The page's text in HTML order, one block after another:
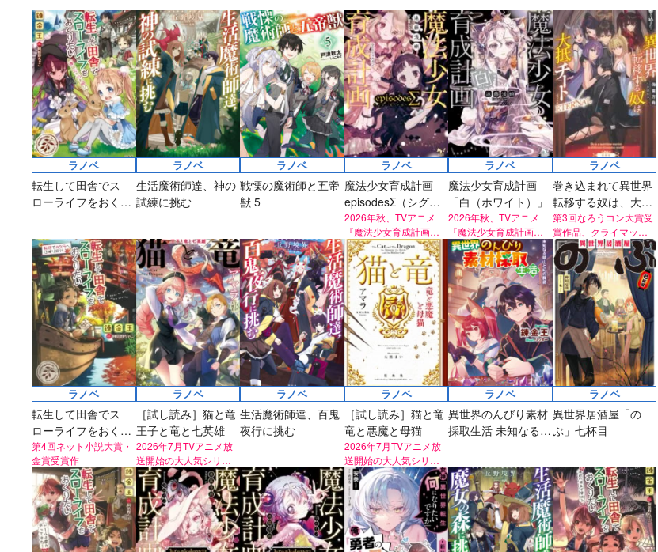
ラノベ
魔法少女育成計画
2026年秋、TVアニ
メ『魔法少女育成計
画restart』放送決
定！
マンガ
愛蔵版 花ぶらん
こゆれて
太刀掛秀子の名作が
紙で復刊！
マンガ
【試し読み】異世
界でも鍵屋さん
異世界お仕事ファン
タジー、最終第10巻
好評発売中！
小説
ヒミコの暗号
上下巻ともに好評発
売中！
ラノベ
［試し読み］女神
「異世界転生何に
なりたいですか」
俺「勇者の肋骨
で」 新装版
第8回ネット小説大
賞受賞作。
ラノベ
転生して田舎でス
ローライフをおくり
び
ラノベ
生活魔術師達、神の
試練に挑む
ラノベ
戦慄の魔術師と五帝
獣 5
ラノベ
魔法少女育成計画
episodesΣ（シグ
マ）
2026年秋、TVアニメ
『魔法少女育成計画
restart』放送決定！
ラノベ
魔法少女育成計画
「白（ホワイト）」
2026年秋、TVアニメ
『魔法少女育成計画
restart』放送決定！
ラノベ
巻き込まれて異世界
転移する奴は、大抵
チート ETERNAL
第3回なろうコン大賞受
賞作品、クライマック
スへ！
ラノベ
転生して田舎でス
ローライフをおくり
たい 転移でカグラヘ
日帰り旅行
第4回ネット小説大賞・
金賞受賞作
ラノベ
［試し読み］猫と竜
王子と竜と七英雄
2026年7月TVアニメ放
送開始の大人気シリー
ズ！
ラノベ
生活魔術師達、百鬼
夜行に挑む
ラノベ
［試し読み］猫と竜
竜と悪魔と母猫
2026年7月TVアニメ放
送開始の大人気シリー
ズ！
ラノベ
異世界のんびり素材
採取生活 未知なる鉱
ラノベ
異世界居酒屋「の
ぶ」七杯目